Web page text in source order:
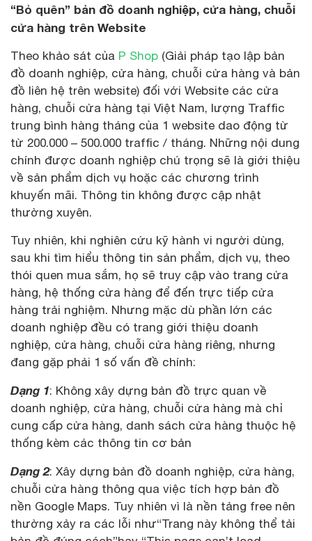
“Bỏ quên” bản đồ doanh nghiệp, cửa hàng, chuỗi
cửa hàng trên Website
Theo khảo sát của P Shop (Giải pháp tạo lập bản
đồ doanh nghiệp, cửa hàng, chuỗi cửa hàng và bản
đồ liên hệ trên website) đối với Website các cửa
hàng, chuỗi cửa hàng tại Việt Nam, lượng Traffic
trung bình hàng tháng của 1 website dao động từ
từ 200.000 – 500.000 traffic / tháng. Những nội dung
chính được doanh nghiệp chú trọng sẽ là giới thiệu
về sản phẩm dịch vụ hoặc các chương trình
khuyến mãi. Thông tin không được cập nhật
thường xuyên.
Tuy nhiên, khi nghiên cứu kỹ hành vi người dùng,
sau khi tìm hiểu thông tin sản phẩm, dịch vụ, theo
thói quen mua sắm, họ sẽ truy cập vào trang cửa
hàng, hệ thống cửa hàng để đến trực tiếp cửa
hàng trải nghiệm. Nhưng mặc dù phần lớn các
doanh nghiệp đều có trang giới thiệu doanh
nghiệp, cửa hàng, chuỗi cửa hàng riêng, nhưng
đang gặp phải 1 số vấn đề chính:
Dạng 1: Không xây dựng bản đồ trực quan về
doanh nghiệp, cửa hàng, chuỗi cửa hàng mà chỉ
cung cấp cửa hàng, danh sách cửa hàng thuộc hệ
thống kèm các thông tin cơ bản
Dạng 2: Xây dựng bản đồ doanh nghiệp, cửa hàng,
chuỗi cửa hàng thông qua việc tích hợp bản đồ
nền Google Maps. Tuy nhiên vì là nền tảng free nên
thường xảy ra các lỗi như“Trang này không thể tải